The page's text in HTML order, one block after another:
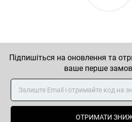
Підпишіться на оновлення та
ваше перше
ОТРИМАТИ